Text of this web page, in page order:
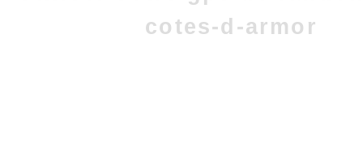
cotes-d-armor